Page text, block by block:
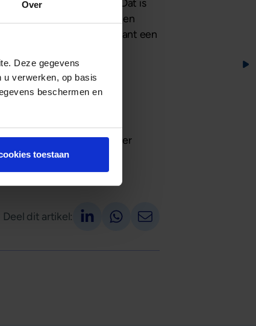
Over
Deze gegevens
u verwerken, op basis
beschermen en
toestaan
minder risicovol. Dat is
de eigenaren worden
situatie past, want een
Fonds
looptijd van vijf jaar. Meer
persoonlijk gesprek.
Deel dit artikel: Deel op LinkedIn
Deel via Whatsapp
Deel via email